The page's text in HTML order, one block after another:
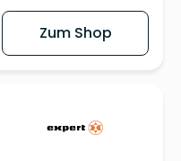
Zum Shop